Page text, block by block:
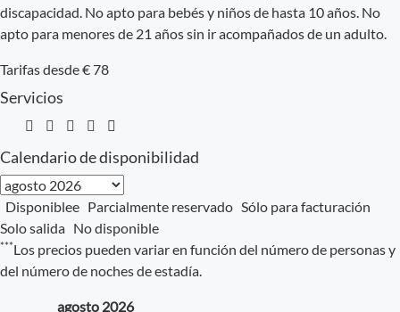
discapacidad. No apto para bebés y niños de hasta 10 años. No
apto para menores de 21 años sin ir acompañados de un adulto.
Tarifas desde€78
Servicios
Calendario de disponibilidad
Disponiblee Parcialmente reservado Sólo para facturación
Solo salida No disponible
***Los precios pueden variar en función del número de personas y
del número de noches de estadía.
agosto 2026